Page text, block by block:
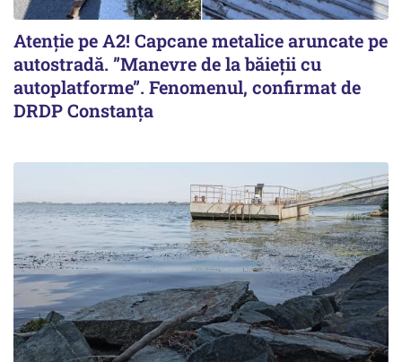
Atenție pe A2! Capcane metalice aruncate pe
autostradă. ”Manevre de la băieții cu
autoplatforme”. Fenomenul, confirmat de
DRDP Constanța